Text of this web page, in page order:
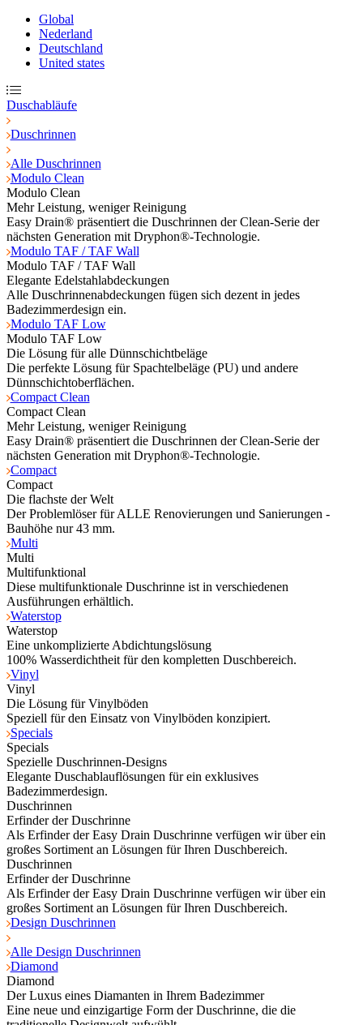
Global
Nederland
Deutschland
United states
Duschabläufe
Duschrinnen
Alle Duschrinnen
Modulo Clean
Modulo Clean
Mehr Leistung, weniger Reinigung
Easy Drain® präsentiert die Duschrinnen der Clean-Serie der
nächsten Generation mit Dryphon®-Technologie.
Modulo TAF / TAF Wall
Modulo TAF / TAF Wall
Elegante Edelstahlabdeckungen
Alle Duschrinnenabdeckungen fügen sich dezent in jedes
Badezimmerdesign ein.
Modulo TAF Low
Modulo TAF Low
Die Lösung für alle Dünnschichtbeläge
Die perfekte Lösung für Spachtelbeläge (PU) und andere
Dünnschichtoberflächen.
Compact Clean
Compact Clean
Mehr Leistung, weniger Reinigung
Easy Drain® präsentiert die Duschrinnen der Clean-Serie der
nächsten Generation mit Dryphon®-Technologie.
Compact
Compact
Die flachste der Welt
Der Problemlöser für ALLE Renovierungen und Sanierungen -
Bauhöhe nur 43 mm.
Multi
Multi
Multifunktional
Diese multifunktionale Duschrinne ist in verschiedenen
Ausführungen erhältlich.
Waterstop
Waterstop
Eine unkomplizierte Abdichtungslösung
100% Wasserdichtheit für den kompletten Duschbereich.
Vinyl
Vinyl
Die Lösung für Vinylböden
Speziell für den Einsatz von Vinylböden konzipiert.
Specials
Specials
Spezielle Duschrinnen-Designs
Elegante Duschablauflösungen für ein exklusives
Badezimmerdesign.
Duschrinnen
Erfinder der Duschrinne
Als Erfinder der Easy Drain Duschrinne verfügen wir über ein
großes Sortiment an Lösungen für Ihren Duschbereich.
Duschrinnen
Erfinder der Duschrinne
Als Erfinder der Easy Drain Duschrinne verfügen wir über ein
großes Sortiment an Lösungen für Ihren Duschbereich.
Design Duschrinnen
Alle Design Duschrinnen
Diamond
Diamond
Der Luxus eines Diamanten in Ihrem Badezimmer
Eine neue und einzigartige Form der Duschrinne, die die